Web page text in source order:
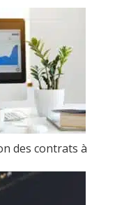
des contrats à